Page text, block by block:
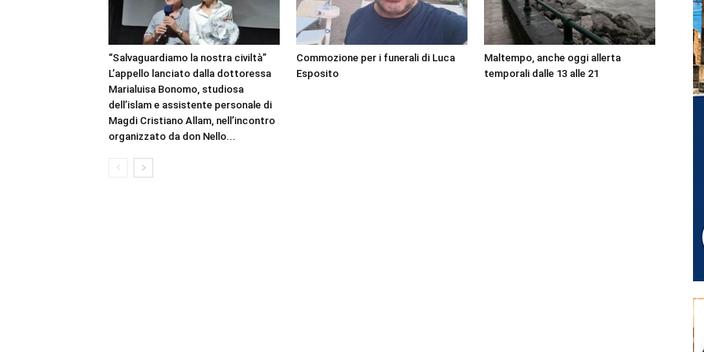
“Salvaguardiamo la nostra civiltà”
L’appello lanciato dalla dottoressa
Marialuisa Bonomo, studiosa
dell’islam e assistente personale di
Magdi Cristiano Allam, nell’incontro
organizzato da don Nello...
Commozione per i funerali di Luca
Esposito
Maltempo, anche oggi allerta
temporali dalle 13 alle 21